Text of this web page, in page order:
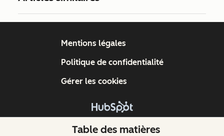
Table des matières
Copyright © 2026 HubSpot, Inc.
Mentions légales
Politique de confidentialité
Gérer les cookies